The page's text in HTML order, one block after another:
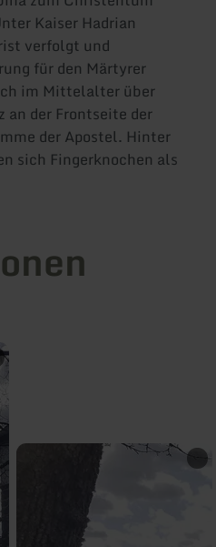
Kaiser Hadrian
verfolgt und
für den Märtyrer
im Mittelalter über
an der Frontseite der
der Apostel. Hinter
sich Fingerknochen als